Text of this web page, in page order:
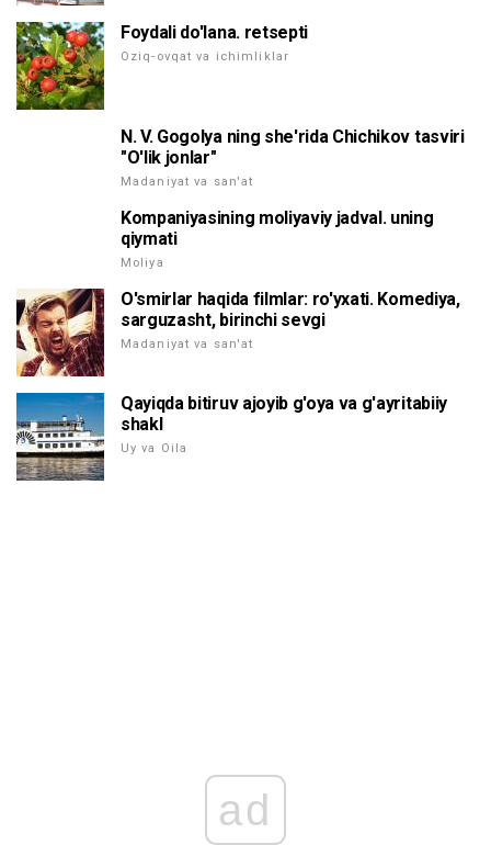
Foydali do'lana. retsepti
Oziq-ovqat va ichimliklar
N. V. Gogolya ning she'rida Chichikov tasviri
"O'lik jonlar"
Madaniyat va san'at
Kompaniyasining moliyaviy jadval. uning
qiymati
Moliya
O'smirlar haqida filmlar: ro'yxati. Komediya,
sarguzasht, birinchi sevgi
Madaniyat va san'at
Qayiqda bitiruv ajoyib g'oya va g'ayritabiiy
shakl
Uy va Oila
ad